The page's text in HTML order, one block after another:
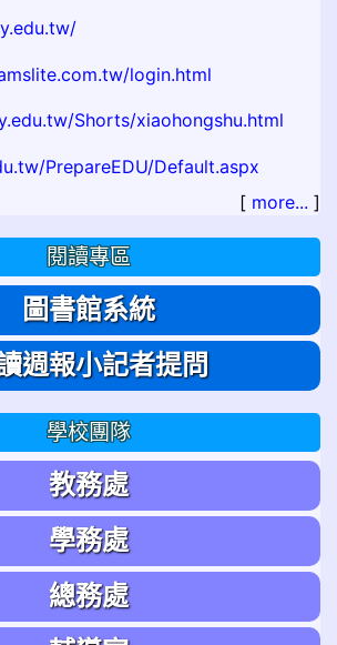
[ more... ]
閱讀專區
圖書館系統
週報小記者提問
學校團隊
教務處
學務處
總務處